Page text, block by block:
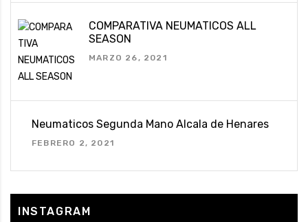
COMPARATIVA NEUMATICOS ALL
SEASON
MARZO 26, 2021
Neumaticos Segunda Mano Alcala de Henares
FEBRERO 2, 2021
INSTAGRAM